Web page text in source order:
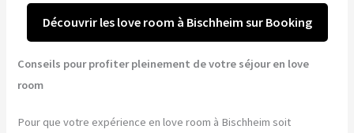
Découvrir les love room à Bischheim sur Booking
Conseils pour profiter pleinement de votre séjour en love
room
Pour que votre expérience en love room à Bischheim soit